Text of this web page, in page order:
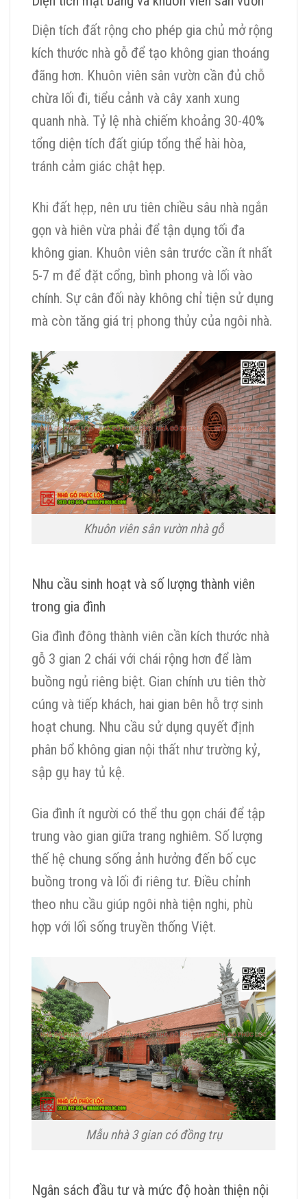
Diện tích đất rộng cho phép gia chủ mở rộng
kích thước nhà gỗ để tạo không gian thoáng
đãng hơn. Khuôn viên sân vườn cần đủ chỗ
chừa lối đi, tiểu cảnh và cây xanh xung
quanh nhà. Tỷ lệ nhà chiếm khoảng 30-40%
tổng diện tích đất giúp tổng thể hài hòa,
tránh cảm giác chật hẹp.
Khi đất hẹp, nên ưu tiên chiều sâu nhà ngắn
gọn và hiên vừa phải để tận dụng tối đa
không gian. Khuôn viên sân trước cần ít nhất
5-7 m để đặt cổng, bình phong và lối vào
chính. Sự cân đối này không chỉ tiện sử dụng
mà còn tăng giá trị phong thủy của ngôi nhà.
Khuôn viên sân vườn nhà gỗ
Nhu cầu sinh hoạt và số lượng thành viên
trong gia đình
Gia đình đông thành viên cần kích thước nhà
gỗ 3 gian 2 chái với chái rộng hơn để làm
buồng ngủ riêng biệt. Gian chính ưu tiên thờ
cúng và tiếp khách, hai gian bên hỗ trợ sinh
hoạt chung. Nhu cầu sử dụng quyết định
phân bổ không gian nội thất như trường kỷ,
sập gụ hay tủ kệ.
Gia đình ít người có thể thu gọn chái để tập
trung vào gian giữa trang nghiêm. Số lượng
thế hệ chung sống ảnh hưởng đến bố cục
buồng trong và lối đi riêng tư. Điều chỉnh
theo nhu cầu giúp ngôi nhà tiện nghi, phù
hợp với lối sống truyền thống Việt.
Mẫu nhà 3 gian có đồng trụ
Ngân sách đầu tư và mức độ hoàn thiện nội